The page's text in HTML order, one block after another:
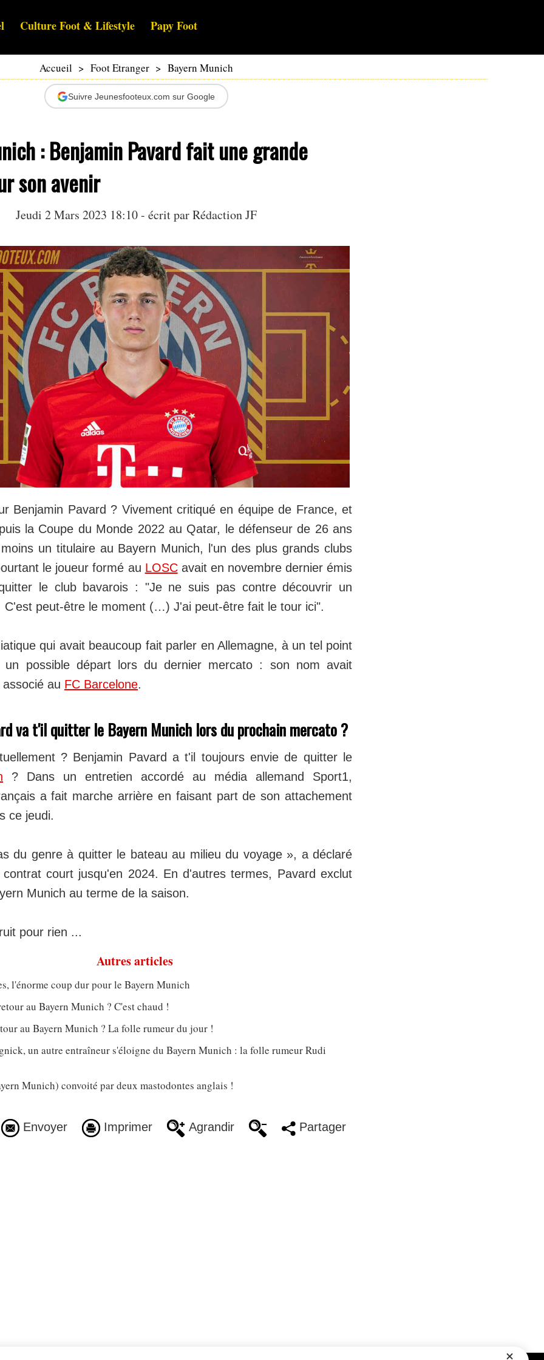
Culture Foot & Lifestyle Papy Foot
Accueil > Foot Etranger > Bayern Munich
Suivre Jeunesfooteux.com sur Google
: Benjamin Pavard fait une grande
son avenir
Jeudi 2 Mars 2023 18:10 - écrit par Rédaction JF
Benjamin Pavard ? Vivement critiqué en équipe de France, et
la Coupe du Monde 2022 au Qatar, le défenseur de 26 ans
un titulaire au Bayern Munich, l'un des plus grands clubs
le joueur formé au LOSCavait en novembre dernier émis
le club bavarois : "Je ne suis pas contre découvrir un
C'est peut-être le moment (…) J'ai peut-être fait le tour ici".
qui avait beaucoup fait parler en Allemagne, à un tel point
un possible départ lors du dernier mercato : son nom avait
au FC Barcelone.
va t'il quitter le Bayern Munich lors du prochain mercato ?
? Benjamin Pavard a t'il toujours envie de quitter le
? Dans un entretien accordé au média allemand Sport1,
a fait marche arrière en faisant part de son attachement
ce jeudi.
du genre à quitter le bateau au milieu du voyage », a déclaré
court jusqu'en 2024. En d'autres termes, Pavard exclut
Munich au terme de la saison.
pour rien ...
Autres articles
l'énorme coup dur pour le Bayern Munich
au Bayern Munich ? C'est chaud !
au Bayern Munich ? La folle rumeur du jour !
un autre entraîneur s'éloigne du Bayern Munich : la folle rumeur Rudi
Munich) convoité par deux mastodontes anglais !
Envoyer Imprimer Agrandir Partager